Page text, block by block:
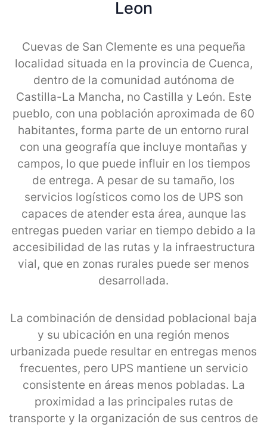
Leon
Cuevas de San Clemente es una pequeña
localidad situada en la provincia de Cuenca,
dentro de la comunidad autónoma de
Castilla-La Mancha, no Castilla y León. Este
pueblo, con una población aproximada de 60
habitantes, forma parte de un entorno rural
con una geografía que incluye montañas y
campos, lo que puede influir en los tiempos
de entrega. A pesar de su tamaño, los
servicios logísticos como los de UPS son
capaces de atender esta área, aunque las
entregas pueden variar en tiempo debido a la
accesibilidad de las rutas y la infraestructura
vial, que en zonas rurales puede ser menos
desarrollada.
La combinación de densidad poblacional baja
y su ubicación en una región menos
urbanizada puede resultar en entregas menos
frecuentes, pero UPS mantiene un servicio
consistente en áreas menos pobladas. La
proximidad a las principales rutas de
transporte y la organización de sus centros de